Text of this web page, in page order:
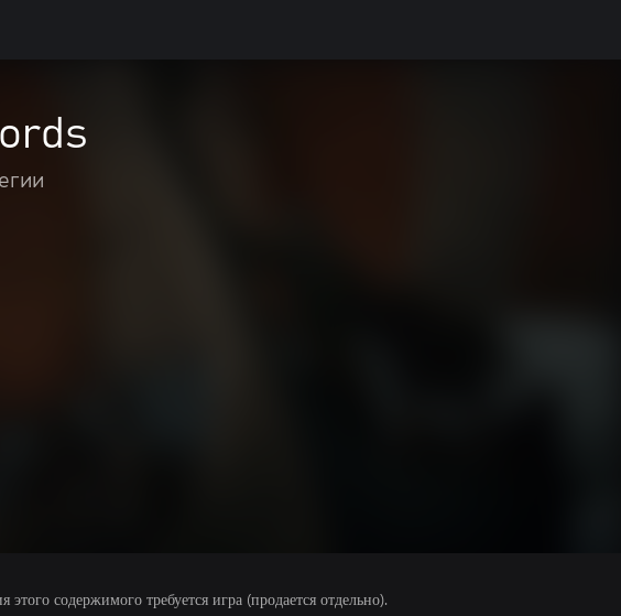
этого содержимого требуется игра (продается отдельно).